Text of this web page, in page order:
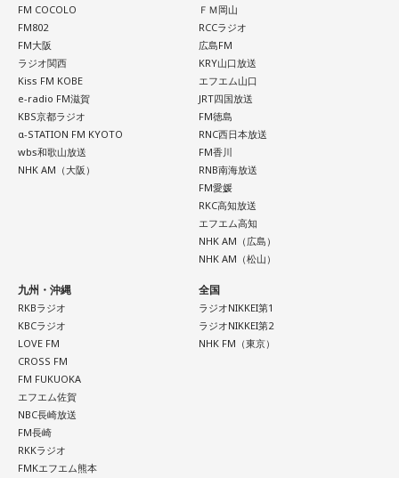
FM COCOLO
FM802
FM大阪
ラジオ関西
Kiss FM KOBE
e-radio FM滋賀
KBS京都ラジオ
α-STATION FM KYOTO
wbs和歌山放送
NHK AM（大阪）
ＦＭ岡山
RCCラジオ
広島FM
KRY山口放送
エフエム山口
JRT四国放送
FM徳島
RNC西日本放送
FM香川
RNB南海放送
FM愛媛
RKC高知放送
エフエム高知
NHK AM（広島）
NHK AM（松山）
九州・沖縄
RKBラジオ
KBCラジオ
LOVE FM
CROSS FM
FM FUKUOKA
エフエム佐賀
NBC長崎放送
FM長崎
RKKラジオ
FMKエフエム熊本
全国
ラジオNIKKEI第1
ラジオNIKKEI第2
NHK FM（東京）